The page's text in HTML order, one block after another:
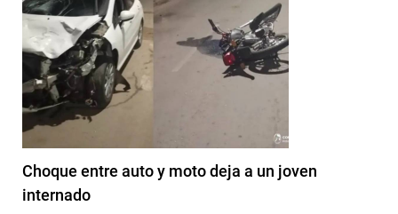
Choque entre auto y moto deja a un joven
internado